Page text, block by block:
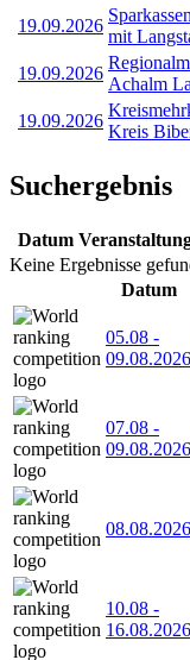
19.09.2026
mit
19.09.2026
Achalm
19.09.2026
Kreis
Suchergebnis
Datum
Keine Ergebnisse
Datum
05.08 -
09.08.2026
07.08 -
09.08.2026
08.08.2026
10.08 -
16.08.2026